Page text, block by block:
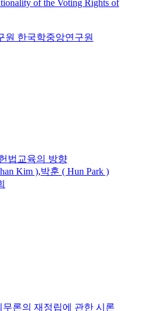
of the Voting Rights of
원 한국학중앙연구원
법교육의 방향
Kim ),박훈 ( Hun Park )
론의 재정립에 관한 시론